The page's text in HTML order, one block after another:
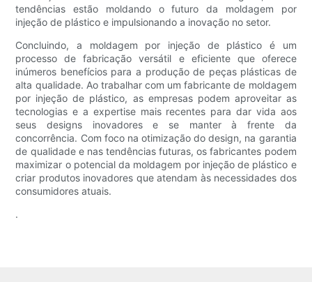
tendências estão moldando o futuro da moldagem por
injeção de plástico e impulsionando a inovação no setor.
Concluindo, a moldagem por injeção de plástico é um
processo de fabricação versátil e eficiente que oferece
inúmeros benefícios para a produção de peças plásticas de
alta qualidade. Ao trabalhar com um fabricante de moldagem
por injeção de plástico, as empresas podem aproveitar as
tecnologias e a expertise mais recentes para dar vida aos
seus designs inovadores e se manter à frente da
concorrência. Com foco na otimização do design, na garantia
de qualidade e nas tendências futuras, os fabricantes podem
maximizar o potencial da moldagem por injeção de plástico e
criar produtos inovadores que atendam às necessidades dos
consumidores atuais.
.